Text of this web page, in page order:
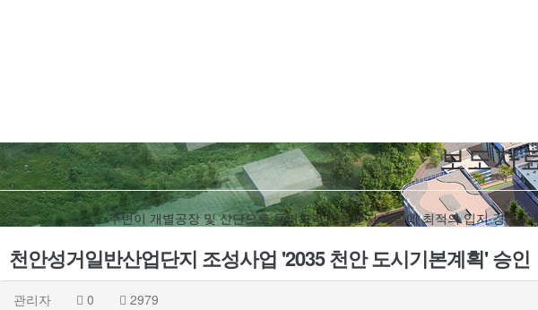
보도자
주변이 개별공장 및 산단으로 둘러싸여 산업단지 개발에 최적의 입지 경부
천안성거일반산업단지 조성사업 '2035 천안 도시기본계획' 승인
관리자 0
2979